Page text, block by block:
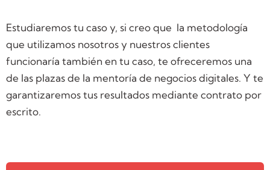
Estudiaremos tu caso y, si creo que la metodología
que utilizamos nosotros y nuestros clientes
funcionaría también en tu caso, te ofreceremos una
de las plazas de la mentoría de negocios digitales. Y te
garantizaremos tus resultados mediante contrato por
escrito.